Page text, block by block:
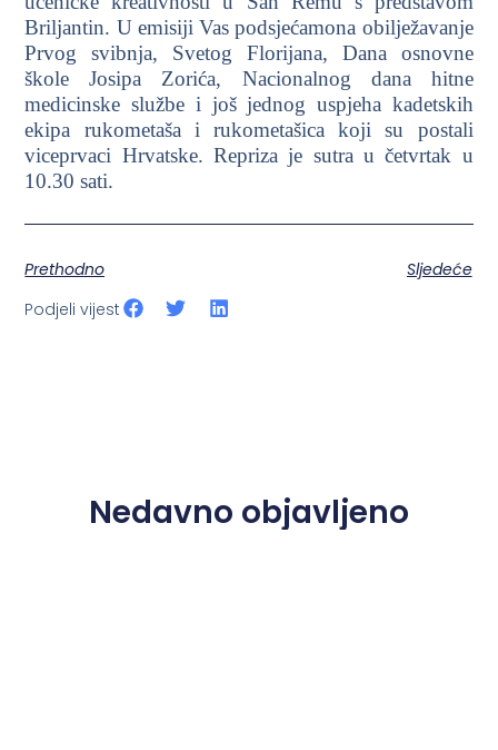
Briljantin. U emisiji Vas podsjećamona obilježavanje
Prvog svibnja, Svetog Florijana, Dana osnovne
škole Josipa Zorića, Nacionalnog dana hitne
medicinske službe i još jednog uspjeha kadetskih
ekipa rukometaša i rukometašica koji su postali
viceprvaci Hrvatske. Repriza je sutra u četvrtak u
10.30 sati.
Prethodno
Sljedeće
Podjeli vijest
Nedavno objavljeno